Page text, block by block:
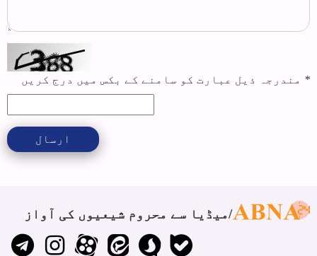
* مندرجہ ذیل عبارت کو سامنے کے بکس میں درج کریں
ارسال
میڈیا سے محروم شیعیوں کی آواز